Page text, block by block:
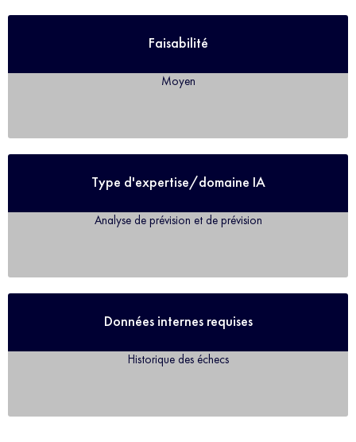
Faisabilité
Moyen
Type d'expertise/domaine IA
Analyse de prévision et de prévision
Données internes requises
Historique des échecs